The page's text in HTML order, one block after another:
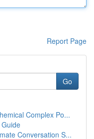
Report Page
Go
Complex Po...
Conversation S...